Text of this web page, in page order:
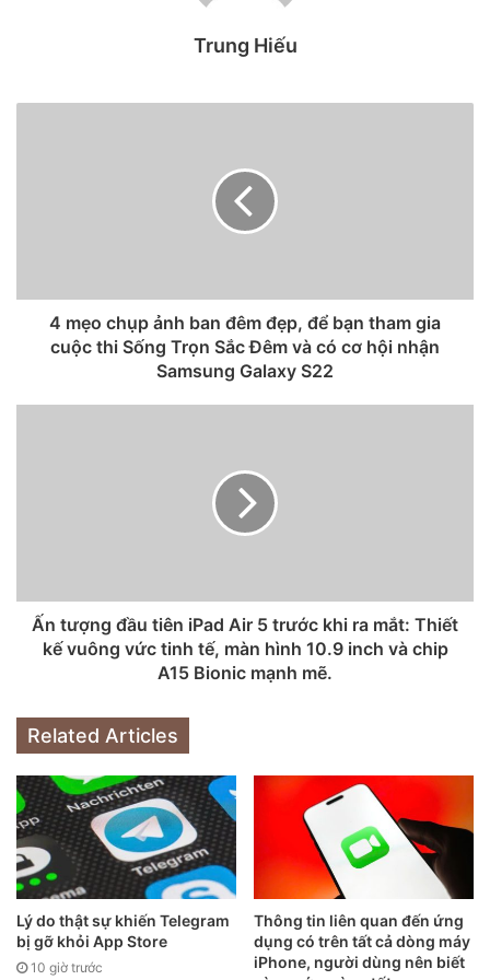
Apple trên các sản phẩm.HomePod 2017sở hữu kích
từ trên xuống dưới. Bên ngoài, loa được bọc một lớp lưới vải
mềm tạo cảm giác như mút xốp.
LED hiển thị, đồng thời là nơi thao tác điều khiển.
Trung Hiếu
4 mẹo chụp ảnh ban đêm đẹp, để bạn tham gia
cuộc thi Sống Trọn Sắc Đêm và có cơ hội nhận
Samsung Galaxy S22
Ấn tượng đầu tiên iPad Air 5 trước khi ra mắt: Thiết
kế vuông vức tinh tế, màn hình 10.9 inch và chip
A15 Bionic mạnh mẽ.
Related Articles
Lý do thật sự khiến Telegram
bị gỡ khỏi App Store
10 giờ trước
Thông tin liên quan đến ứng
dụng có trên tất cả dòng máy
iPhone, người dùng nên biết